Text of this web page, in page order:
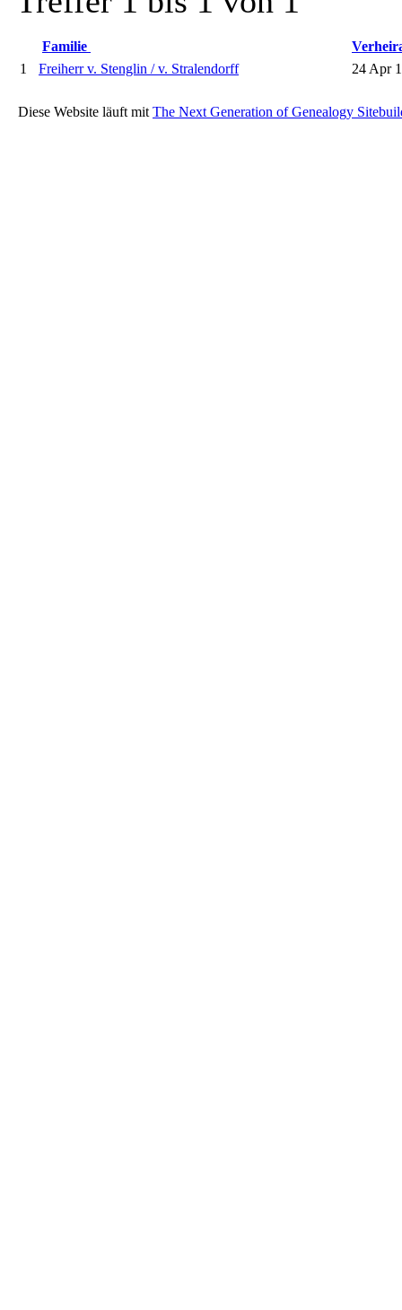
Familie
1
Freiherr v. Stenglin / v. Stralendorff 24 Apr
Diese Website läuft mit The Next Generation of Genealogy